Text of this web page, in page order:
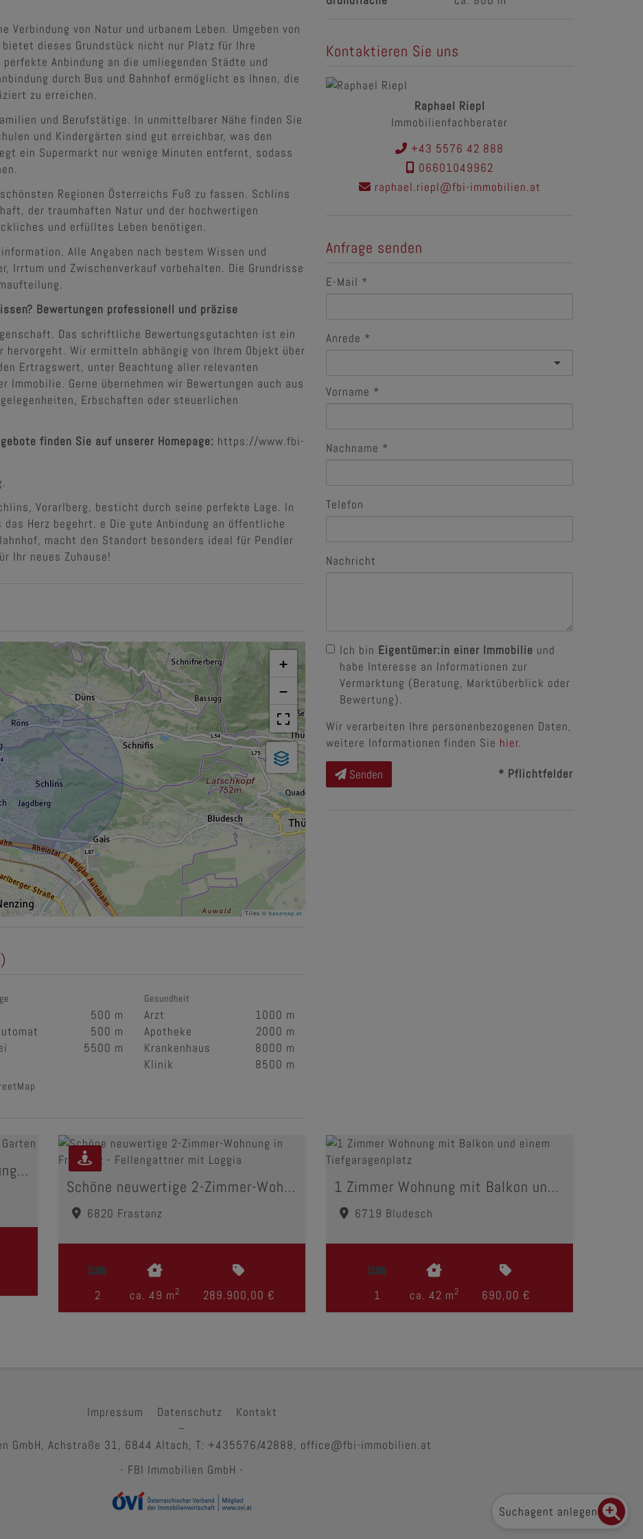
von Natur und urbanem Leben. Umgeben von
dieses Grundstück nicht nur Platz für Ihre
Anbindung an die umliegenden Städte und
durch Bus und Bahnhof ermöglicht es Ihnen, die
zu erreichen.
und Berufstätige. In unmittelbarer Nähe finden Sie
und Kindergärten sind gut erreichbar, was den
ein Supermarkt nur wenige Minuten entfernt, sodass
Regionen Österreichs Fuß zu fassen. Schlins
der traumhaften Natur und der hochwertigen
und erfülltes Leben benötigen.
Alle Angaben nach bestem Wissen und
Irrtum und Zwischenverkauf vorbehalten. Die Grundrisse
Bewertungen professionell und präzise
Das schriftliche Bewertungsgutachten ist ein
hervorgeht. Wir ermitteln abhängig von Ihrem Objekt über
Ertragswert, unter Beachtung aller relevanten
Gerne übernehmen wir Bewertungen auch aus
Erbschaften oder steuerlichen
finden Sie auf unserer Homepage: https://www.fbi-
Vorarlberg, besticht durch seine perfekte Lage. In
Herz begehrt. e Die gute Anbindung an öffentliche
macht den Standort besonders ideal für Pendler
Ihr neues Zuhause!
+
−
Tiles © basemap.at
500 m
500 m
5500 m
Gesundheit
Arzt
1000 m
Apotheke
2000 m
Krankenhaus
8000 m
Klinik
8500 m
Kontaktieren Sie uns
Raphael Riepl
Immobilienfachberater
+43 5576 42 888
06601049962
raphael.riepl@fbi-immobilien.at
Anfrage senden
E-Mail
Anrede
Vorname
Nachname
Telefon
Nachricht
Ich bin Eigentümer:in einer Immobilie und
habe Interesse an Informationen zur
Vermarktung (Beratung, Marktüberblick oder
Bewertung).
Wir verarbeiten Ihre personenbezogenen Daten,
weitere Informationen finden Sie hier.
Senden * Pflichtfelder
Wunderschöne 2 Zimmer Wohnung mit Garten
Schöne neuwertige 2-Zimmer-Wohnung in Frastanz - Fellengattner mit Loggia
6820 Frastanz
2 ca. 49 m2 289.900,00 €
1 Zimmer Wohnung mit Balkon und einem Tiefgaragenplatz
6719 Bludesch
1 ca. 42 m2 690,00 €
Impressum Datenschutz
Kontakt
–
GmbH, Achstraße 31, 6844 Altach, T: +435576/42888, office@fbi-immobilien.at
- FBI Immobilien GmbH -
Suchagent anlegen